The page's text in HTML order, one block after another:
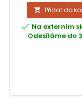
 Přidat do
 Na externím
Odesíláme do